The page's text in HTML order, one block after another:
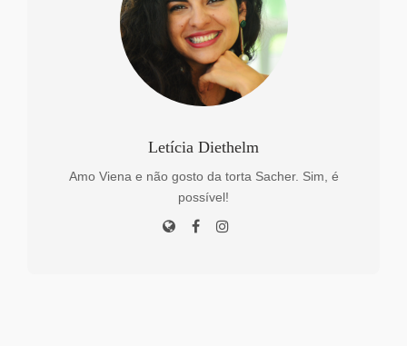
Letícia Diethelm
Amo Viena e não gosto da torta Sacher. Sim, é
possível!